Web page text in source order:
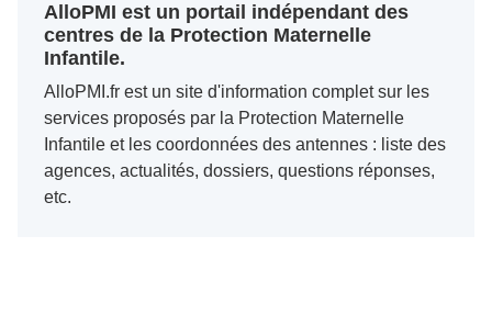
AlloPMI est un portail indépendant des
centres de la Protection Maternelle
Infantile.
AlloPMI.fr est un site d'information complet sur les
services proposés par la Protection Maternelle
Infantile et les coordonnées des antennes : liste des
agences, actualités, dossiers, questions réponses,
etc.